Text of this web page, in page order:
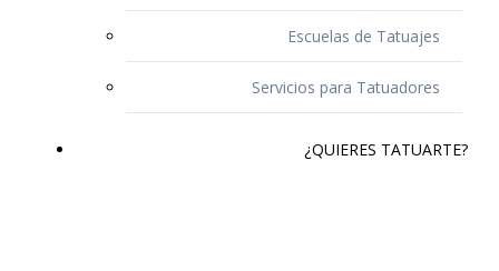
Escuelas de Tatuajes
Servicios para Tatuadores
¿QUIERES TATUARTE?